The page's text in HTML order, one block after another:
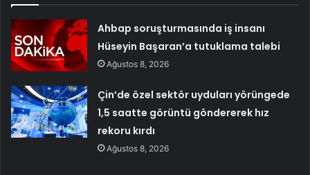
Ahbap soruşturmasında iş insanı
Hüseyin Başaran’a tutuklama talebi
Ağustos 8, 2026
Çin’de özel sektör uyduları yörüngede
1,5 saatte görüntü göndererek hız
rekoru kırdı
Ağustos 8, 2026